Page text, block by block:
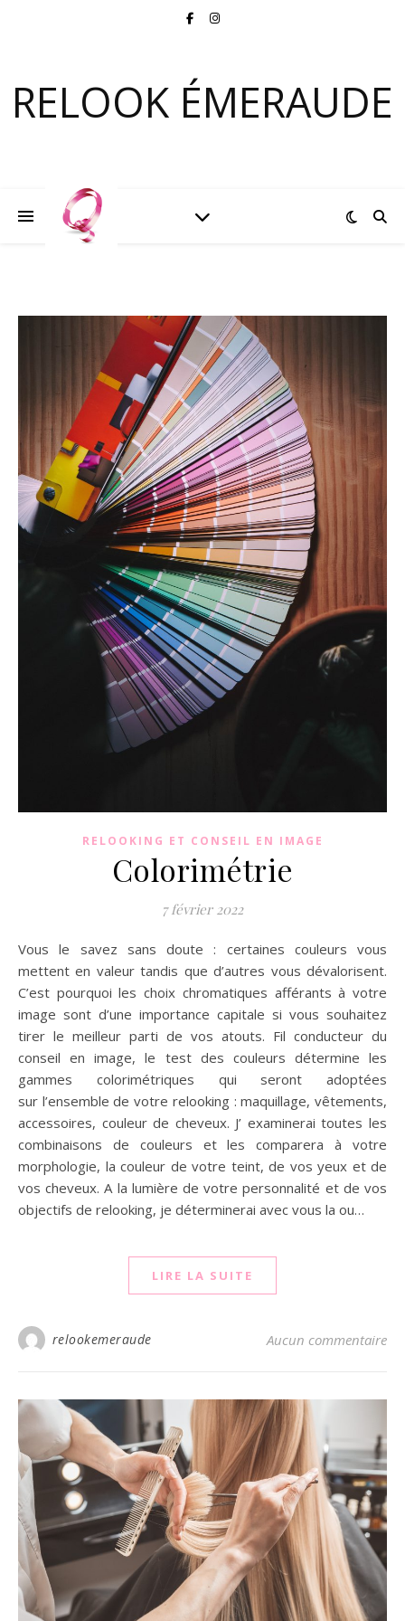
RELOOK ÉMERAUDE
RELOOKING ET CONSEIL EN IMAGE
Colorimétrie
7 février 2022
Vous le savez sans doute : certaines couleurs vous
mettent en valeur tandis que d’autres vous dévalorisent.
C’est pourquoi les choix chromatiques afférants à votre
image sont d’une importance capitale si vous souhaitez
tirer le meilleur parti de vos atouts. Fil conducteur du
conseil en image, le test des couleurs détermine les
gammes colorimétriques qui seront adoptées
sur l’ensemble de votre relooking : maquillage, vêtements,
accessoires, couleur de cheveux. J’ examinerai toutes les
combinaisons de couleurs et les comparera à votre
morphologie, la couleur de votre teint, de vos yeux et de
vos cheveux. A la lumière de votre personnalité et de vos
objectifs de relooking, je déterminerai avec vous la ou…
LIRE LA SUITE
relookemeraude Aucun commentaire